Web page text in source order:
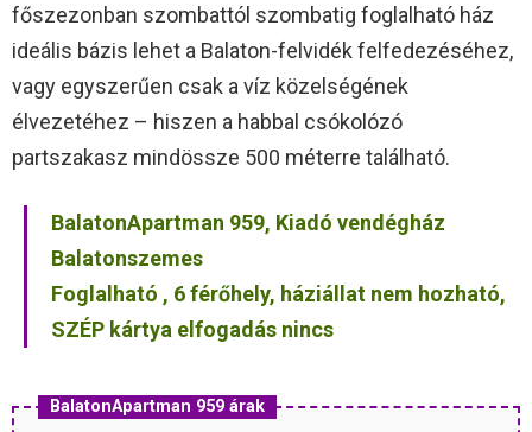
főszezonban szombattól szombatig foglalható ház
ideális bázis lehet a Balaton-felvidék felfedezéséhez,
vagy egyszerűen csak a víz közelségének
élvezetéhez – hiszen a habbal csókolózó
partszakasz mindössze 500 méterre található.
BalatonApartman 959, Kiadó vendégház
Balatonszemes
Foglalható , 6 férőhely, háziállat nem hozható,
SZÉP kártya elfogadás nincs
BalatonApartman 959 árak